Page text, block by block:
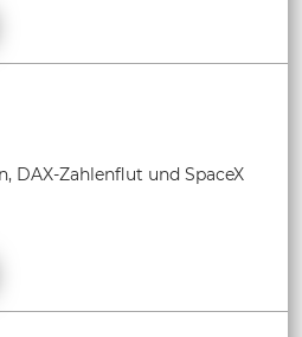
DAX-Zahlenflut und SpaceX